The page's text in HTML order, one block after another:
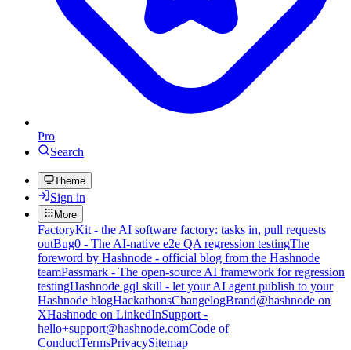
Pro
Search
Theme
Sign in
More
FactoryKit - the AI software factory: tasks in, pull requests
outBug0 - The AI-native e2e QA regression testingThe
foreword by Hashnode - official blog from the Hashnode
teamPassmark - The open-source AI framework for regression
testingHashnode gql skill - let your AI agent publish to your
Hashnode blogHackathonsChangelogBrand@hashnode on
XHashnode on LinkedInSupport -
hello+support@hashnode.comCode of
ConductTermsPrivacySitemap